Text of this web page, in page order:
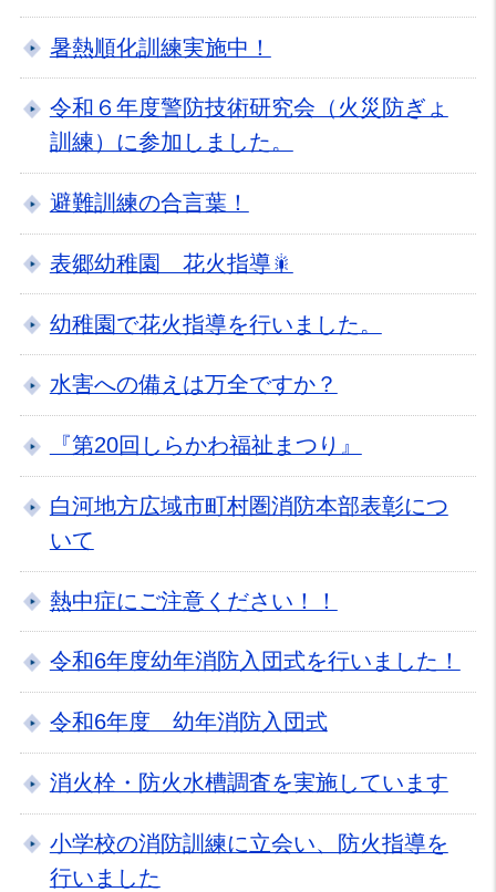
暑熱順化訓練実施中！
令和６年度警防技術研究会（火災防ぎょ
訓練）に参加しました。
避難訓練の合言葉！
表郷幼稚園 花火指導🎇
幼稚園で花火指導を行いました。
水害への備えは万全ですか？
『第20回しらかわ福祉まつり』
白河地方広域市町村圏消防本部表彰につ
いて
熱中症にご注意ください！！
令和6年度幼年消防入団式を行いました！
令和6年度 幼年消防入団式
消火栓・防火水槽調査を実施しています
小学校の消防訓練に立会い、防火指導を
行いました